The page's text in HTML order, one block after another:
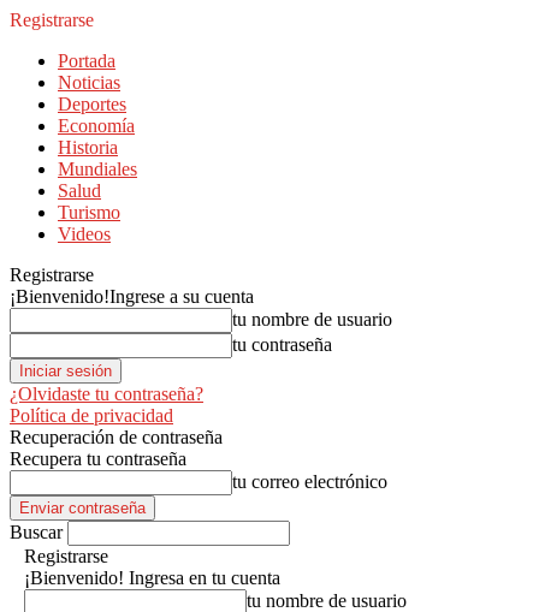
Registrarse
Portada
Noticias
Deportes
Economía
Historia
Mundiales
Salud
Turismo
Videos
Registrarse
¡Bienvenido!Ingrese a su cuenta
tu nombre de usuario
tu contraseña
¿Olvidaste tu contraseña?
Política de privacidad
Recuperación de contraseña
Recupera tu contraseña
tu correo electrónico
Buscar
Registrarse
¡Bienvenido! Ingresa en tu cuenta
tu nombre de usuario